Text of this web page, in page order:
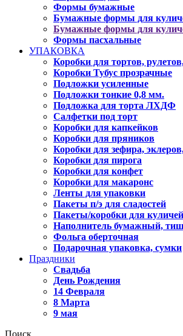
Формы бумажные
Бумажные формы для
Бумажные формы для
Формы пасхальные
УПАКОВКА
Коробки для тортов,
Коробки Тубус прозрачные
Подложки усиленные
Подложки тонкие 0,8 мм.
Подложка для торта ЛХДФ
Салфетки под торт
Коробки для капкейков
Коробки для пряников
Коробки для зефира,
Коробки для пирога
Коробки для конфет
Коробки для макаронс
Ленты для упаковки
Пакеты п/э для сладостей
Пакеты/коробки для куличей
Наполнитель бумажный,
Фольга оберточная
Подарочная упаковка, сумки
Праздники
Свадьба
День Рождения
14 Февраля
8 Марта
9 мая
Поиск